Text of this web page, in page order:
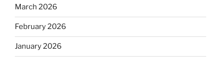
March 2026
February 2026
January 2026